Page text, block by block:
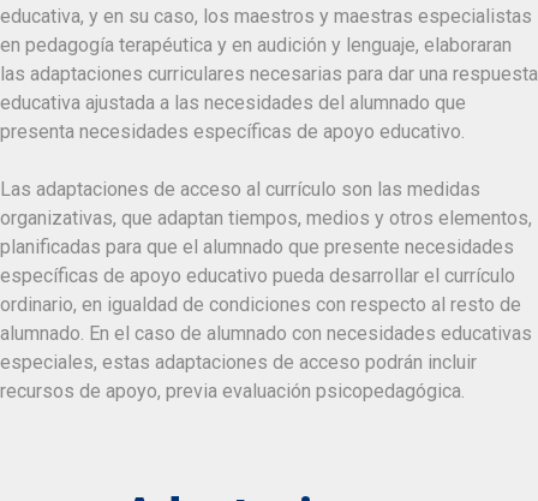
educativa, y en su caso, los maestros y maestras especialistas
en pedagogía terapéutica y en audición y lenguaje, elaboraran
las adaptaciones curriculares necesarias para dar una respuesta
educativa ajustada a las necesidades del alumnado que
presenta necesidades específicas de apoyo educativo.
Las adaptaciones de acceso al currículo son las medidas
organizativas, que adaptan tiempos, medios y otros elementos,
planificadas para que el alumnado que presente necesidades
específicas de apoyo educativo pueda desarrollar el currículo
ordinario, en igualdad de condiciones con respecto al resto de
alumnado. En el caso de alumnado con necesidades educativas
especiales, estas adaptaciones de acceso podrán incluir
recursos de apoyo, previa evaluación psicopedagógica.